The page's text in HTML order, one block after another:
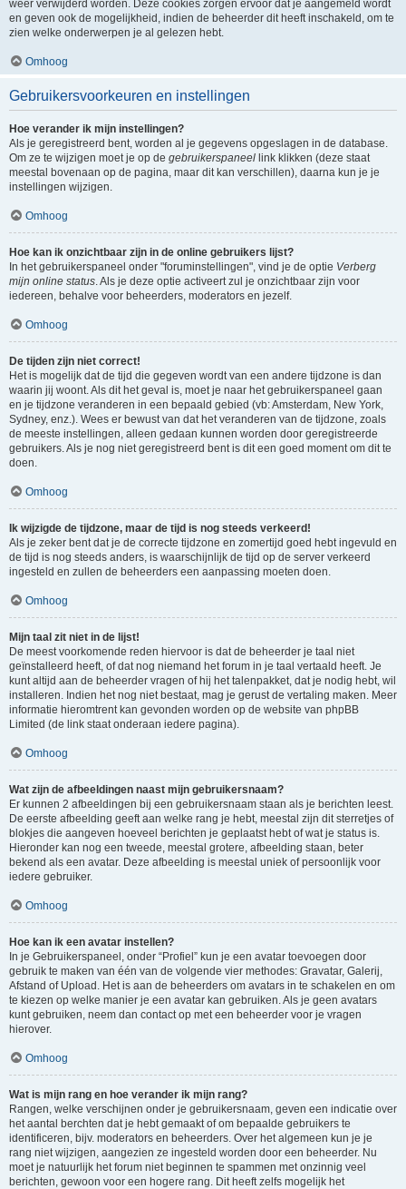
weer verwijderd worden. Deze cookies zorgen ervoor dat je aangemeld wordt
en geven ook de mogelijkheid, indien de beheerder dit heeft inschakeld, om te
zien welke onderwerpen je al gelezen hebt.
Omhoog
Gebruikersvoorkeuren en instellingen
Hoe verander ik mijn instellingen?
Als je geregistreerd bent, worden al je gegevens opgeslagen in de database.
Om ze te wijzigen moet je op de gebruikerspaneel link klikken (deze staat
meestal bovenaan op de pagina, maar dit kan verschillen), daarna kun je je
instellingen wijzigen.
Omhoog
Hoe kan ik onzichtbaar zijn in de online gebruikers lijst?
In het gebruikerspaneel onder "foruminstellingen", vind je de optie Verberg
mijn online status. Als je deze optie activeert zul je onzichtbaar zijn voor
iedereen, behalve voor beheerders, moderators en jezelf.
Omhoog
De tijden zijn niet correct!
Het is mogelijk dat de tijd die gegeven wordt van een andere tijdzone is dan
waarin jij woont. Als dit het geval is, moet je naar het gebruikerspaneel gaan
en je tijdzone veranderen in een bepaald gebied (vb: Amsterdam, New York,
Sydney, enz.). Wees er bewust van dat het veranderen van de tijdzone, zoals
de meeste instellingen, alleen gedaan kunnen worden door geregistreerde
gebruikers. Als je nog niet geregistreerd bent is dit een goed moment om dit te
doen.
Omhoog
Ik wijzigde de tijdzone, maar de tijd is nog steeds verkeerd!
Als je zeker bent dat je de correcte tijdzone en zomertijd goed hebt ingevuld en
de tijd is nog steeds anders, is waarschijnlijk de tijd op de server verkeerd
ingesteld en zullen de beheerders een aanpassing moeten doen.
Omhoog
Mijn taal zit niet in de lijst!
De meest voorkomende reden hiervoor is dat de beheerder je taal niet
geïnstalleerd heeft, of dat nog niemand het forum in je taal vertaald heeft. Je
kunt altijd aan de beheerder vragen of hij het talenpakket, dat je nodig hebt, wil
installeren. Indien het nog niet bestaat, mag je gerust de vertaling maken. Meer
informatie hieromtrent kan gevonden worden op de website van phpBB
Limited (de link staat onderaan iedere pagina).
Omhoog
Wat zijn de afbeeldingen naast mijn gebruikersnaam?
Er kunnen 2 afbeeldingen bij een gebruikersnaam staan als je berichten leest.
De eerste afbeelding geeft aan welke rang je hebt, meestal zijn dit sterretjes of
blokjes die aangeven hoeveel berichten je geplaatst hebt of wat je status is.
Hieronder kan nog een tweede, meestal grotere, afbeelding staan, beter
bekend als een avatar. Deze afbeelding is meestal uniek of persoonlijk voor
iedere gebruiker.
Omhoog
Hoe kan ik een avatar instellen?
In je Gebruikerspaneel, onder “Profiel” kun je een avatar toevoegen door
gebruik te maken van één van de volgende vier methodes: Gravatar, Galerij,
Afstand of Upload. Het is aan de beheerders om avatars in te schakelen en om
te kiezen op welke manier je een avatar kan gebruiken. Als je geen avatars
kunt gebruiken, neem dan contact op met een beheerder voor je vragen
hierover.
Omhoog
Wat is mijn rang en hoe verander ik mijn rang?
Rangen, welke verschijnen onder je gebruikersnaam, geven een indicatie over
het aantal berchten dat je hebt gemaakt of om bepaalde gebruikers te
identificeren, bijv. moderators en beheerders. Over het algemeen kun je je
rang niet wijzigen, aangezien ze ingesteld worden door een beheerder. Nu
moet je natuurlijk het forum niet beginnen te spammen met onzinnig veel
berichten, gewoon voor een hogere rang. Dit heeft zelfs mogelijk het